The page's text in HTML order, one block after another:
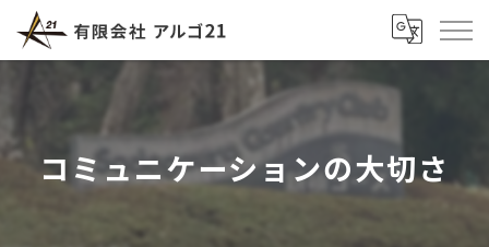
コミュニケーションの大切さ